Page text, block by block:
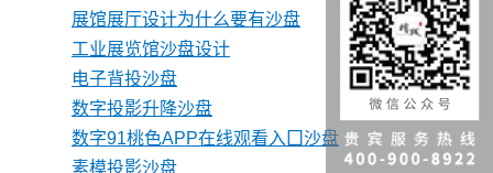
展馆展厅设计为什么要有沙盘
工业展览馆沙盘设计
电子背投沙盘
数字投影升降沙盘
数字91桃色APP在线观看入囗沙盘
素模投影沙盘